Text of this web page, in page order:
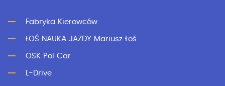
Fabryka Kierowców
ŁOŚ NAUKA JAZDY Mariusz Łoś
OSK Pol Car
L-Drive